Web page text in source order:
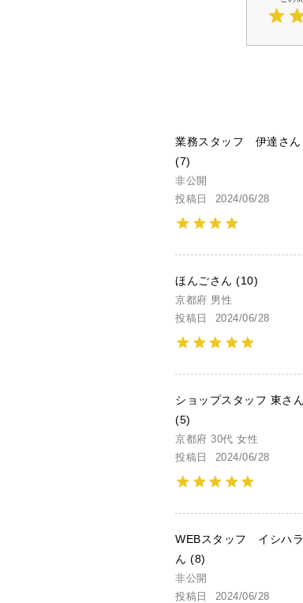
業務スタッフ 伊達
7
非公開
投稿日
2024/06/28
ほんご 10
京都府 男性
投稿日
2024/06/28
ショップスタッフ 東
5
京都府 30代 女性
投稿日
2024/06/28
WEBスタッフ イシハラ
8
非公開
投稿日
2024/06/28